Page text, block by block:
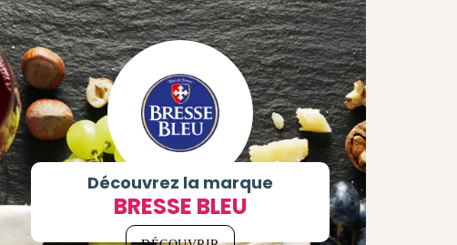
Découvrez la marque
BRESSE BLEU